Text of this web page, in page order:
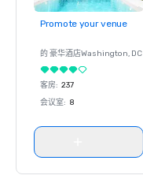
Promote your venue
的 豪华酒店Washington, DC
客房: 237
会议室: 8